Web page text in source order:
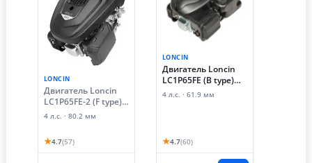
LONCIN
Двигатель Loncin
LC1P65FE-2 (F type)
D22, 2
4 л.с. · 80.2 мм
★4.7(57)
LONCIN
Двигатель Loncin
LC1P65FE (B type)
D22.2
4 л.с. · 61.9 мм
★4.7(60)